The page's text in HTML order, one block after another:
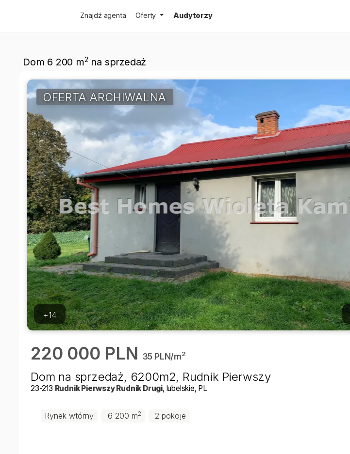
Znajdź agenta Oferty Audytorzy
Dom 6 200 m2 na sprzedaż
OFERTA ARCHIWALNA
+14
220 000 PLN 35 PLN/m2
Dom na sprzedaż, 6200m2, Rudnik Pierwszy
23-213 Rudnik PierwszyRudnik Drugi, lubelskie, PL
Rynek wtórny 6 200 m2 2 pokoje